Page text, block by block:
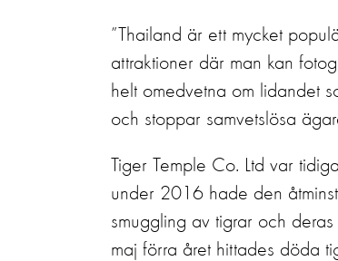
”Thailand är ett mycket
attraktioner där man kan
helt omedvetna om lidandet
och stoppar samvetslösa
Tiger Temple Co. Ltd var
under 2016 hade den
smuggling av tigrar och
maj förra året hittades döda